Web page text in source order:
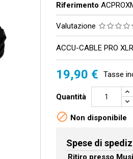
Riferimento
Valutazione
ACCU-CABLE PRO
19,90 € Tasse
Quantità
 Non disponibile
Spese di
Ritiro presso